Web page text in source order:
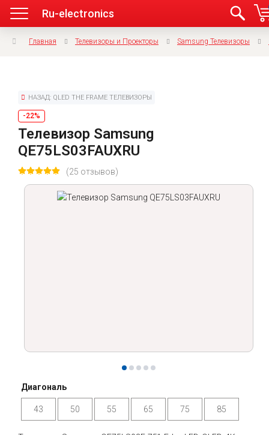
Ru-electronics
Главная Телевизоры и Проекторы Samsung Телевизоры
НАЗАД: QLED THE FRAME ТЕЛЕВИЗОРЫ
-22%
Телевизор Samsung
QE75LS03FAUXRU
(25 отзывов)
Диагональ
43 50 55 65 75 85